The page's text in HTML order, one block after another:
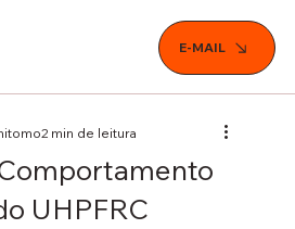
E-MAIL
UHPFRC
2 min de leitura